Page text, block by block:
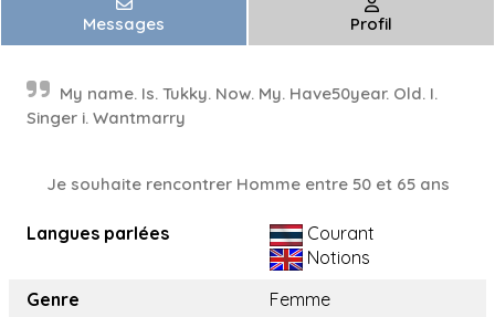
Messages Profil
My name. Is. Tukky. Now. My. Have50year. Old. I.
Singer i. Wantmarry
Je souhaite rencontrer Homme entre 50 et 65 ans
Langues parlées
Courant
Notions
Genre
Femme